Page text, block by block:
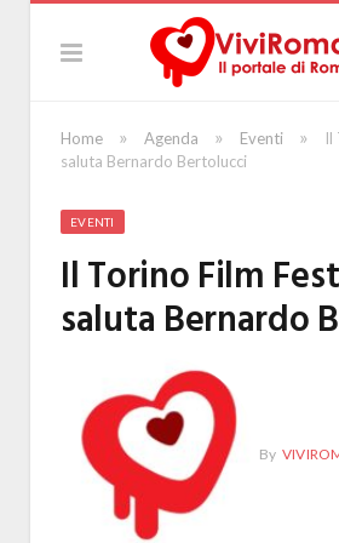
Home » Agenda » Eventi »
Il
saluta Bernardo Bertolucci
EVENTI
Il Torino Film
saluta Bernardo
By